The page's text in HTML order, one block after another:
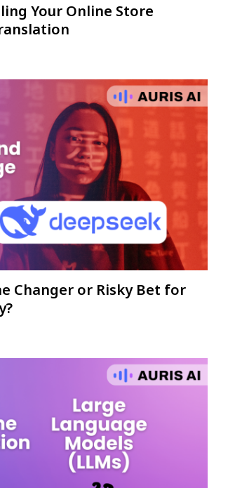
Your Online Store
Changer or Risky Bet for